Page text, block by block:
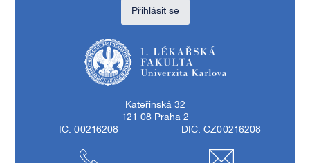
Přihlásit se
Kateřinská 32
121 08 Praha 2
IČ: 00216208
DIČ: CZ00216208